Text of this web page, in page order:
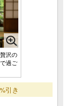
沢の
過ご
引き